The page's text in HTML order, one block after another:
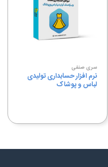
افزودن
سری صنفی
نرم افزار حسابداری تولیدی
لباس و پوشاک